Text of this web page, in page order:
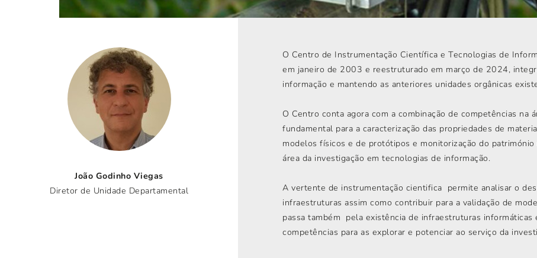
João Godinho Viegas
Diretor de Unidade Departamental
O Centro de Instrumentação Científica e Tecnologias de
em janeiro de 2003 e reestruturado em março de 2024,
informação e mantendo as anteriores unidades orgânicas
O Centro conta agora com a combinação de competências na
fundamental para a caracterização das propriedades de
modelos físicos e de protótipos e monitorização do
área da investigação em tecnologias de informação.
A vertente de instrumentação cientifica permite analisar o
infraestruturas assim como contribuir para a validação de
passa também pela existência de infraestruturas informáticas
competências para as explorar e potenciar ao serviço da